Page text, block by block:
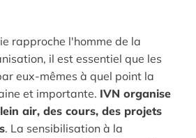
rapproche l'homme de la
il est essentiel que les
eux-mêmes à quel point la
et importante. IVN organise
air, des cours, des projets
. La sensibilisation à la